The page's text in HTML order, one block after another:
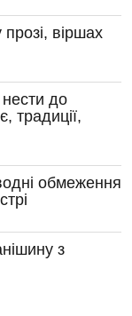
віршах
до
традиції,
обмеження
з